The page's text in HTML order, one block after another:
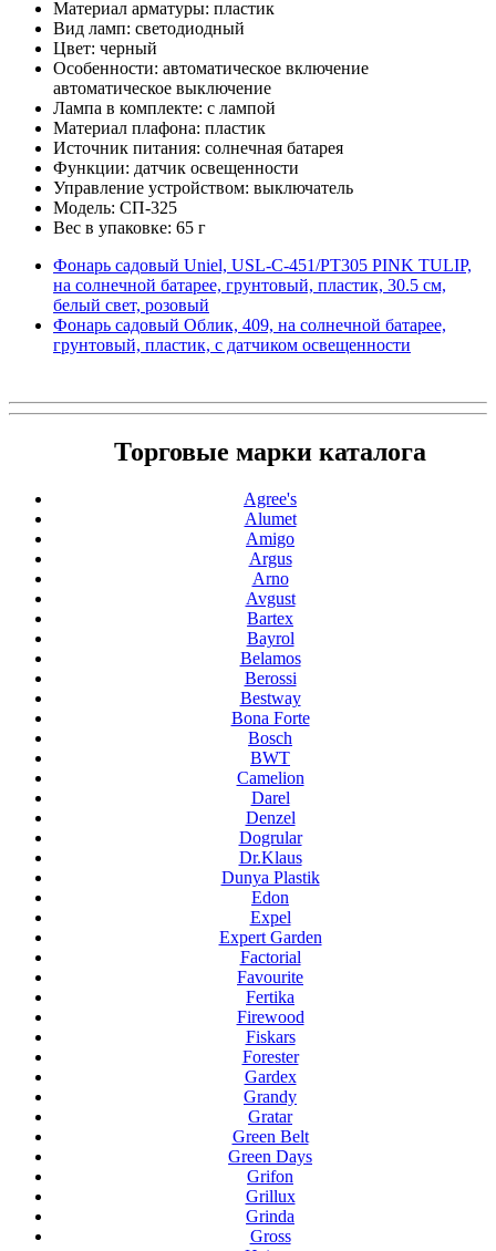
Материал арматуры: пластик
Вид ламп: светодиодный
Цвет: черный
Особенности: автоматическое включение
автоматическое выключение
Лампа в комплекте: с лампой
Материал плафона: пластик
Источник питания: солнечная батарея
Функции: датчик освещенности
Управление устройством: выключатель
Модель: СП-325
Вес в упаковке: 65 г
Фонарь садовый Uniel, USL-C-451/PT305 PINK TULIP,
на солнечной батарее, грунтовый, пластик, 30.5 см,
белый свет, розовый
Фонарь садовый Облик, 409, на солнечной батарее,
грунтовый, пластик, с датчиком освещенности
Торговые марки каталога
Agree's
Alumet
Amigo
Argus
Arno
Avgust
Bartex
Bayrol
Belamos
Berossi
Bestway
Bona Forte
Bosch
BWT
Camelion
Darel
Denzel
Dogrular
Dr.Klaus
Dunya Plastik
Edon
Expel
Expert Garden
Factorial
Favourite
Fertika
Firewood
Fiskars
Forester
Gardex
Grandy
Gratar
Green Belt
Green Days
Grifon
Grillux
Grinda
Gross